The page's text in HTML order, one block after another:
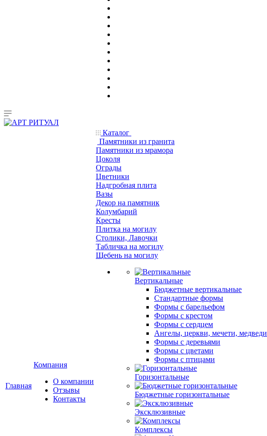
Главная
Компания
О компании
Отзывы
Контакты
Каталог
Памятники из гранита
Памятники из мрамора
Цоколя
Ограды
Цветники
Надгробная плита
Вазы
Декор на памятник
Колумбарий
Кресты
Плитка на могилу
Столики, Лавочки
Табличка на могилу
Щебень на могилу
Вертикальные
Бюджетные вертикальные
Стандартные формы
Формы с барельефом
Формы с крестом
Формы с сердцем
Ангелы, церкви, мечети, медведи
Формы с деревьями
Формы с цветами
Формы с птицами
Горизонтальные
Бюджетные горизонтальные
Эксклюзивные
Комплексы